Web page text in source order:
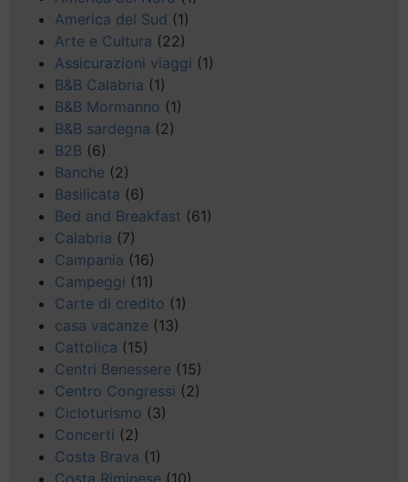
America del Sud (1)
Arte e Cultura (22)
Assicurazioni viaggi (1)
B&B Calabria (1)
B&B Mormanno (1)
B&B sardegna (2)
B2B (6)
Banche (2)
Basilicata (6)
Bed and Breakfast (61)
Calabria (7)
Campania (16)
Campeggi (11)
Carte di credito (1)
casa vacanze (13)
Cattolica (15)
Centri Benessere (15)
Centro Congressi (2)
Cicloturismo (3)
Concerti (2)
Costa Brava (1)
Costa Riminese (10)